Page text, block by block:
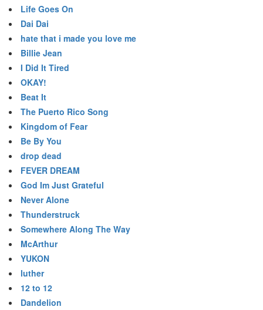
Life Goes On
Dai Dai
hate that i made you love me
Billie Jean
I Did It Tired
OKAY!
Beat It
The Puerto Rico Song
Kingdom of Fear
Be By You
drop dead
FEVER DREAM
God Im Just Grateful
Never Alone
Thunderstruck
Somewhere Along The Way
McArthur
YUKON
luther
12 to 12
Dandelion